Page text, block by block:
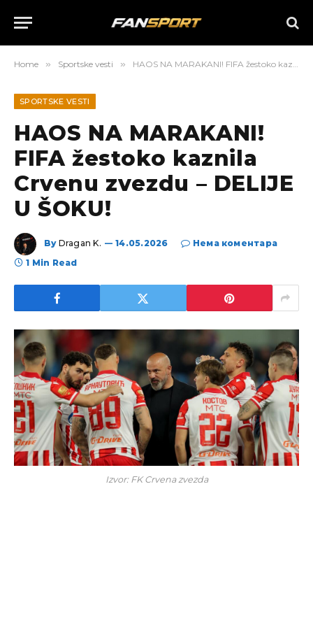
Home » Sportske vesti » HAOS NA MARAKANI! FIFA žestoko kaznila Crvenu zvezdu – DELIJE U ŠOKU!
SPORTSKE VESTI
HAOS NA MARAKANI!
FIFA žestoko kaznila
Crvenu zvezdu – DELIJE
U ŠOKU!
By Dragan K. 14.05.2026
Нема коментара
1 Min Read
Izvor: FK Crvena zvezda